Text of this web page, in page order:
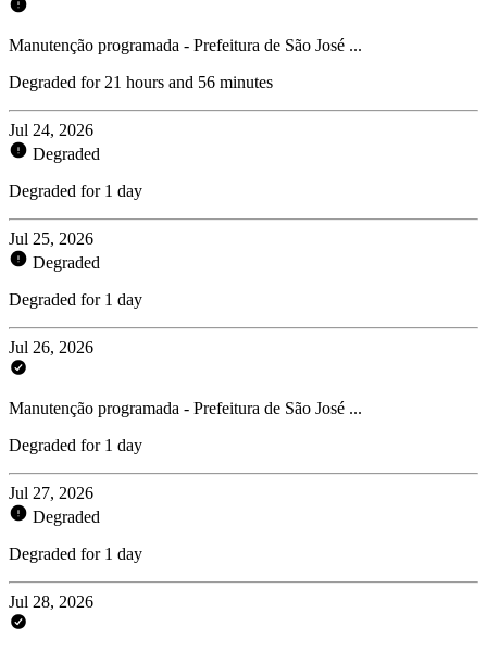
Manutenção programada - Prefeitura de São José ...
Degraded for 21 hours and 56 minutes
Jul 24, 2026
Degraded
Degraded for 1 day
Jul 25, 2026
Degraded
Degraded for 1 day
Jul 26, 2026
Manutenção programada - Prefeitura de São José ...
Degraded for 1 day
Jul 27, 2026
Degraded
Degraded for 1 day
Jul 28, 2026